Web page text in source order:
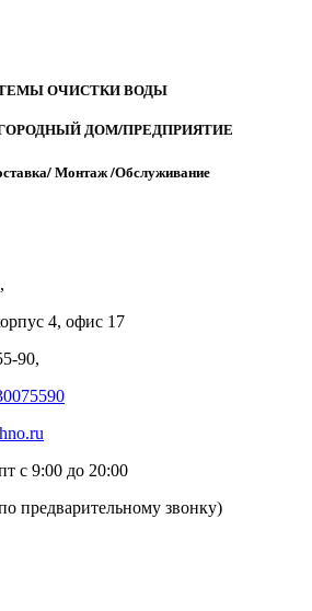
ОЧИСТКИ ВОДЫ
ДОМ/ПРЕДПРИЯТИЕ
Монтаж/Обслуживание
4, офис 17
90,
с 9:00 до 20:00
предварительному звонку)